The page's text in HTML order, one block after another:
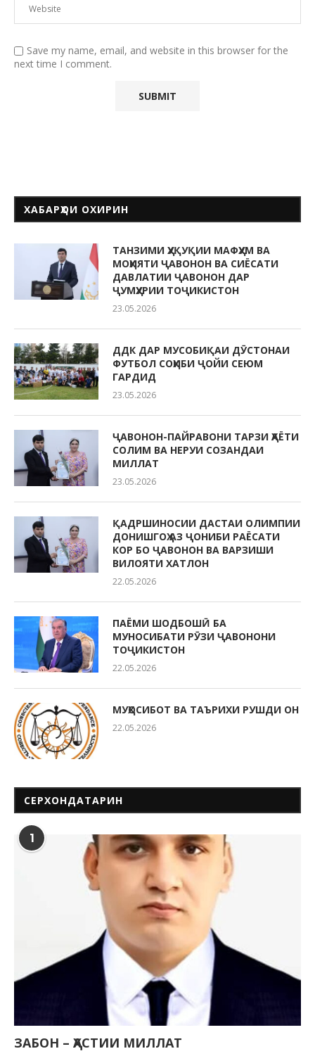
Save my name, email, and website in this browser for the
next time I comment.
ХАБАРҲОИ ОХИРИН
ТАНЗИМИ ҲУҚУҚИИ МАФҲУМ ВА
МОҲИЯТИ ҶАВОНОН ВА СИЁСАТИ
ДАВЛАТИИ ҶАВОНОН ДАР
ҶУМҲУРИИ ТОҶИКИСТОН
23.05.2026
ДДК ДАР МУСОБИҚАИ ДӮСТОНАИ
ФУТБОЛ СОҲИБИ ҶОЙИ СЕЮМ
ГАРДИД
23.05.2026
ҶАВОНОН-ПАЙРАВОНИ ТАРЗИ ҲАЁТИ
СОЛИМ ВА НЕРУИ СОЗАНДАИ
МИЛЛАТ
23.05.2026
ҚАДРШИНОСИИ ДАСТАИ ОЛИМПИИ
ДОНИШГОҲ АЗ ҶОНИБИ РАЁСАТИ
КОР БО ҶАВОНОН ВА ВАРЗИШИ
ВИЛОЯТИ ХАТЛОН
22.05.2026
ПАЁМИ ШОДБОШӢ БА
МУНОСИБАТИ РӮЗИ ҶАВОНОНИ
ТОҶИКИСТОН
22.05.2026
МУҲОСИБОТ ВА ТАЪРИХИ РУШДИ ОН
22.05.2026
СЕРХОНДАТАРИН
1
ЗАБОН – ҲАСТИИ МИЛЛАТ